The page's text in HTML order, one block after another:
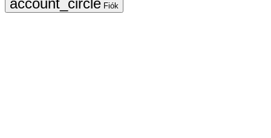
Fiók